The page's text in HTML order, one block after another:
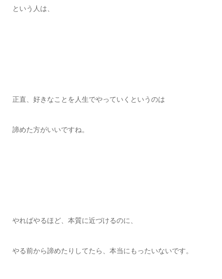
という人は、
正直、好きなことを人生でやっていくというのは
諦めた方がいいですね。
やればやるほど、本質に近づけるのに、
やる前から諦めたりしてたら、本当にもったいないです。